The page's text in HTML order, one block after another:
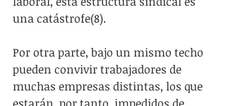
una catástrofe(8).
Por otra parte, bajo un mismo techo
pueden convivir trabajadores de
muchas empresas distintas, los que